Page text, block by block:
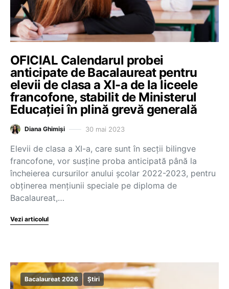
OFICIAL Calendarul probei
anticipate de Bacalaureat pentru
elevii de clasa a XI-a de la liceele
francofone, stabilit de Ministerul
Educației în plină grevă generală
Diana Ghimiși 30 mai 2023
Elevii de clasa a XI-a, care sunt în secții bilingve
francofone, vor susține proba anticipată până la
încheierea cursurilor anului școlar 2022-2023, pentru
obținerea mențiunii speciale pe diploma de
Bacalaureat,…
Vezi articolul
Bacalaureat 2026 Știri